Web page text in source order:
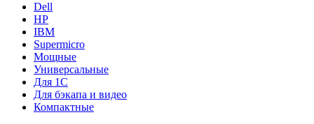
Dell
HP
IBM
Supermicro
Мощные
Универсальные
Для 1С
Для бэкапа и видео
Компактные